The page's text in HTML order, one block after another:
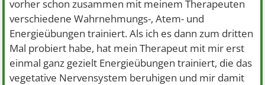
vorher schon zusammen mit meinem Therapeuten
verschiedene Wahrnehmungs-, Atem- und
Energieübungen trainiert. Als ich es dann zum dritten
Mal probiert habe, hat mein Therapeut mit mir erst
einmal ganz gezielt Energieübungen trainiert, die das
vegetative Nervensystem beruhigen und mir damit